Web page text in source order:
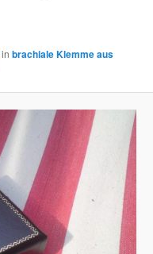
inbrachiale Klemme aus